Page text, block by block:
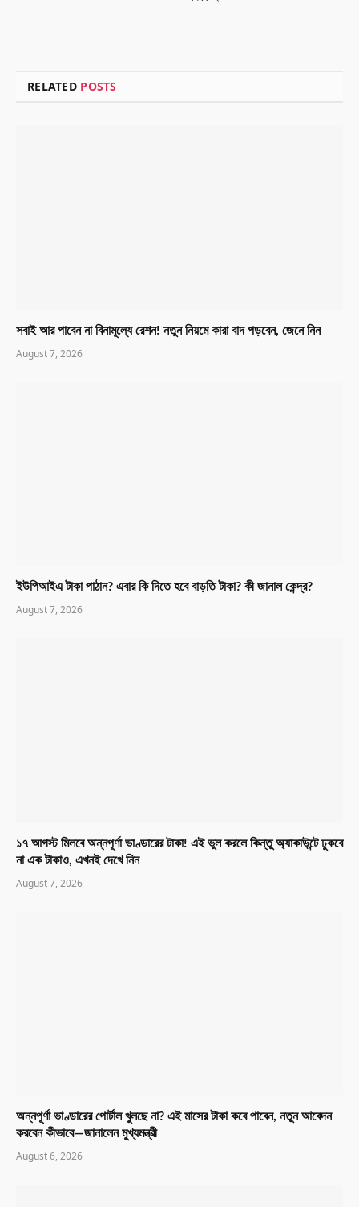
RELATED POSTS
সবাই আর পাবেন না বিনামূল্যে রেশন! নতুন নিয়মে কারা বাদ পড়বেন, জেনে নিন
August 7, 2026
ইউপিআইএ টাকা পাঠান? এবার কি দিতে হবে বাড়তি টাকা? কী জানাল কেন্দ্র?
August 7, 2026
১৭ আগস্ট মিলবে অন্নপূর্ণা ভাণ্ডারের টাকা! এই ভুল করলে কিন্তু অ্যাকাউন্টে ঢুকবে
না এক টাকাও, এখনই দেখে নিন
August 7, 2026
অন্নপূর্ণা ভাণ্ডারের পোর্টাল খুলছে না? এই মাসের টাকা কবে পাবেন, নতুন আবেদন
করবেন কীভাবে—জানালেন মুখ্যমন্ত্রী
August 6, 2026